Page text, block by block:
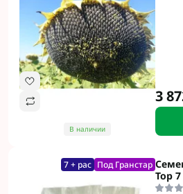
В наличии
3
7 + рас Под Гранстар
Тор